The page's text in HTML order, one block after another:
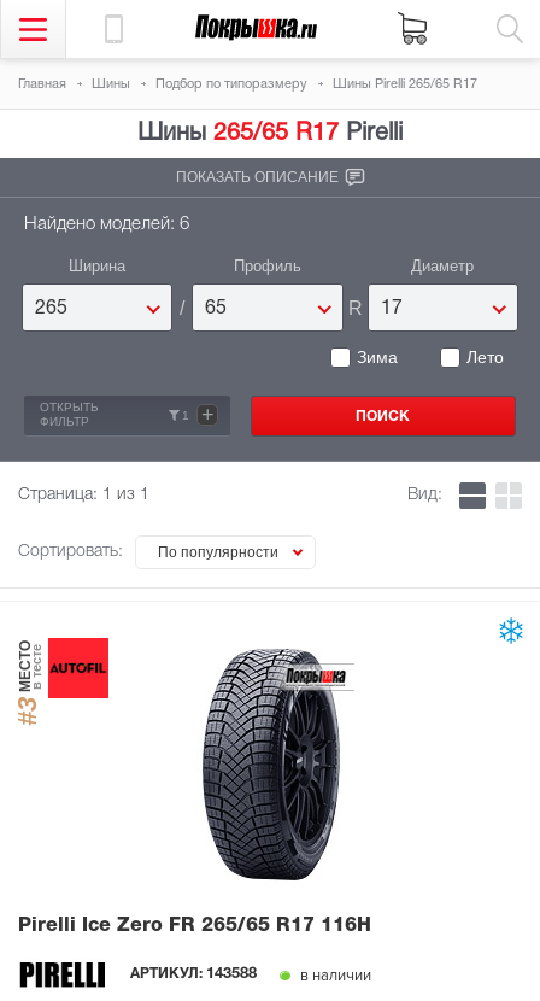
Главная Шины Подбор по типоразмеру Шины Pirelli 265/65 R17
Шины 265/65 R17 Pirelli
ПОКАЗАТЬ ОПИСАНИЕ
Найдено моделей: 6
Ширина
265 /
Профиль
65 R
Диаметр
17
Зима Лето
ОТКРЫТЬ
ФИЛЬТР
1 +
Страница: 1 из 1
Сортировать: По популярности
Вид:
#3
МЕСТОв тесте
Pirelli Ice Zero FR 265/65 R17 116H
АРТИКУЛ: 143588 в наличии